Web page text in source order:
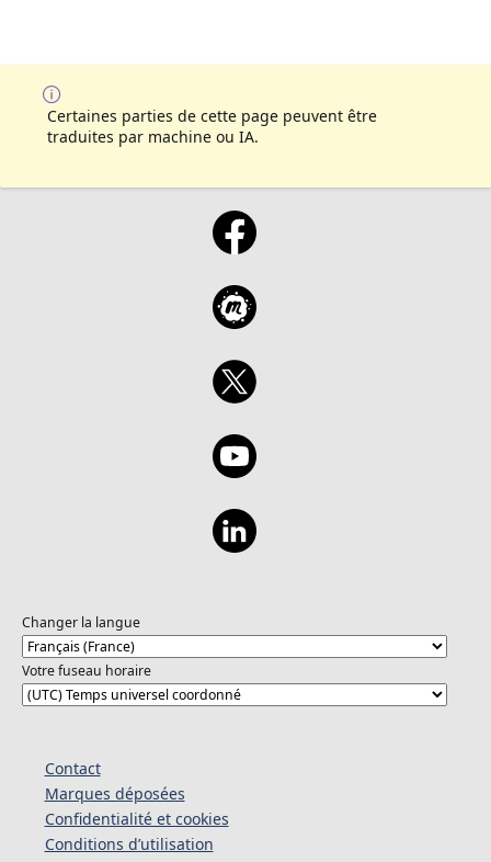
Certaines parties de cette page peuvent être
traduites par machine ou IA.
Changer la langue
Votre fuseau horaire
Contact
Marques déposées
Confidentialité et cookies
Conditions d’utilisation